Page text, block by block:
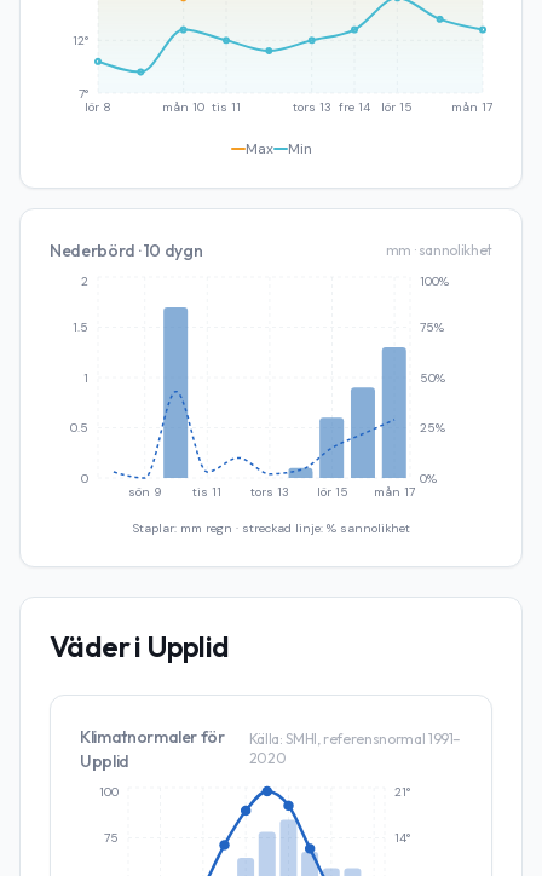
lör 8 mån 10 tis 11 tors 13 fre 14 lör 15 mån 17
7°
12°
Max Min
Nederbörd · 10 dygn mm · sannolikhet
sön 9 tis 11 tors 13 lör 15 mån 17
0
0.5
1
1.5
2
0%
25%
50%
75%
100%
Staplar: mm regn · streckad linje: % sannolikhet
Väder i Upplid
Klimatnormaler för
Upplid
Källa: SMHI, referensnormal 1991–
2020
75
100
14°
21°